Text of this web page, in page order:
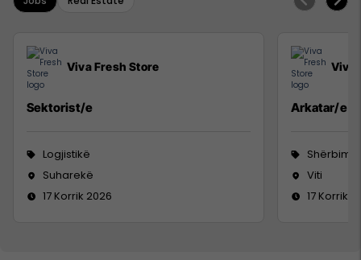
Viva Fresh Store
Sektorist/e
Logjistikë
Suharekë
17 Korrik 2026
Viva
Arkatar/e
Viti
17 Korrik